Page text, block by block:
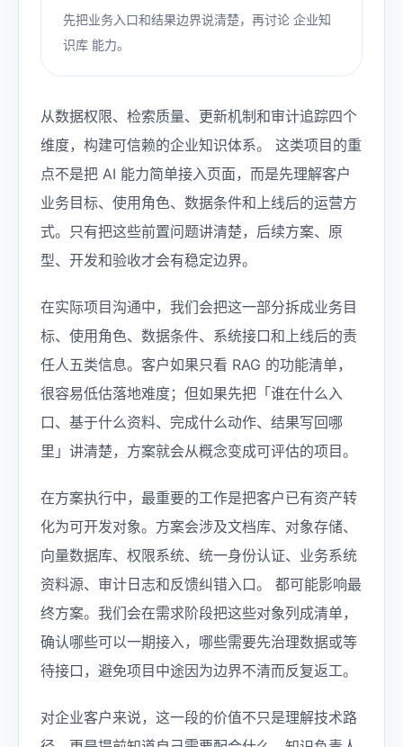
先把业务入口和结果边界说清楚，再讨论 企业知
识库 能力。
从数据权限、检索质量、更新机制和审计追踪四个
维度，构建可信赖的企业知识体系。 这类项目的重
点不是把 AI 能力简单接入页面，而是先理解客户
业务目标、使用角色、数据条件和上线后的运营方
式。只有把这些前置问题讲清楚，后续方案、原
型、开发和验收才会有稳定边界。
在实际项目沟通中，我们会把这一部分拆成业务目
标、使用角色、数据条件、系统接口和上线后的责
任人五类信息。客户如果只看 RAG 的功能清单，
很容易低估落地难度；但如果先把「谁在什么入
口、基于什么资料、完成什么动作、结果写回哪
里」讲清楚，方案就会从概念变成可评估的项目。
在方案执行中，最重要的工作是把客户已有资产转
化为可开发对象。方案会涉及文档库、对象存储、
向量数据库、权限系统、统一身份认证、业务系统
资料源、审计日志和反馈纠错入口。 都可能影响最
终方案。我们会在需求阶段把这些对象列成清单，
确认哪些可以一期接入，哪些需要先治理数据或等
待接口，避免项目中途因为边界不清而反复返工。
对企业客户来说，这一段的价值不只是理解技术路